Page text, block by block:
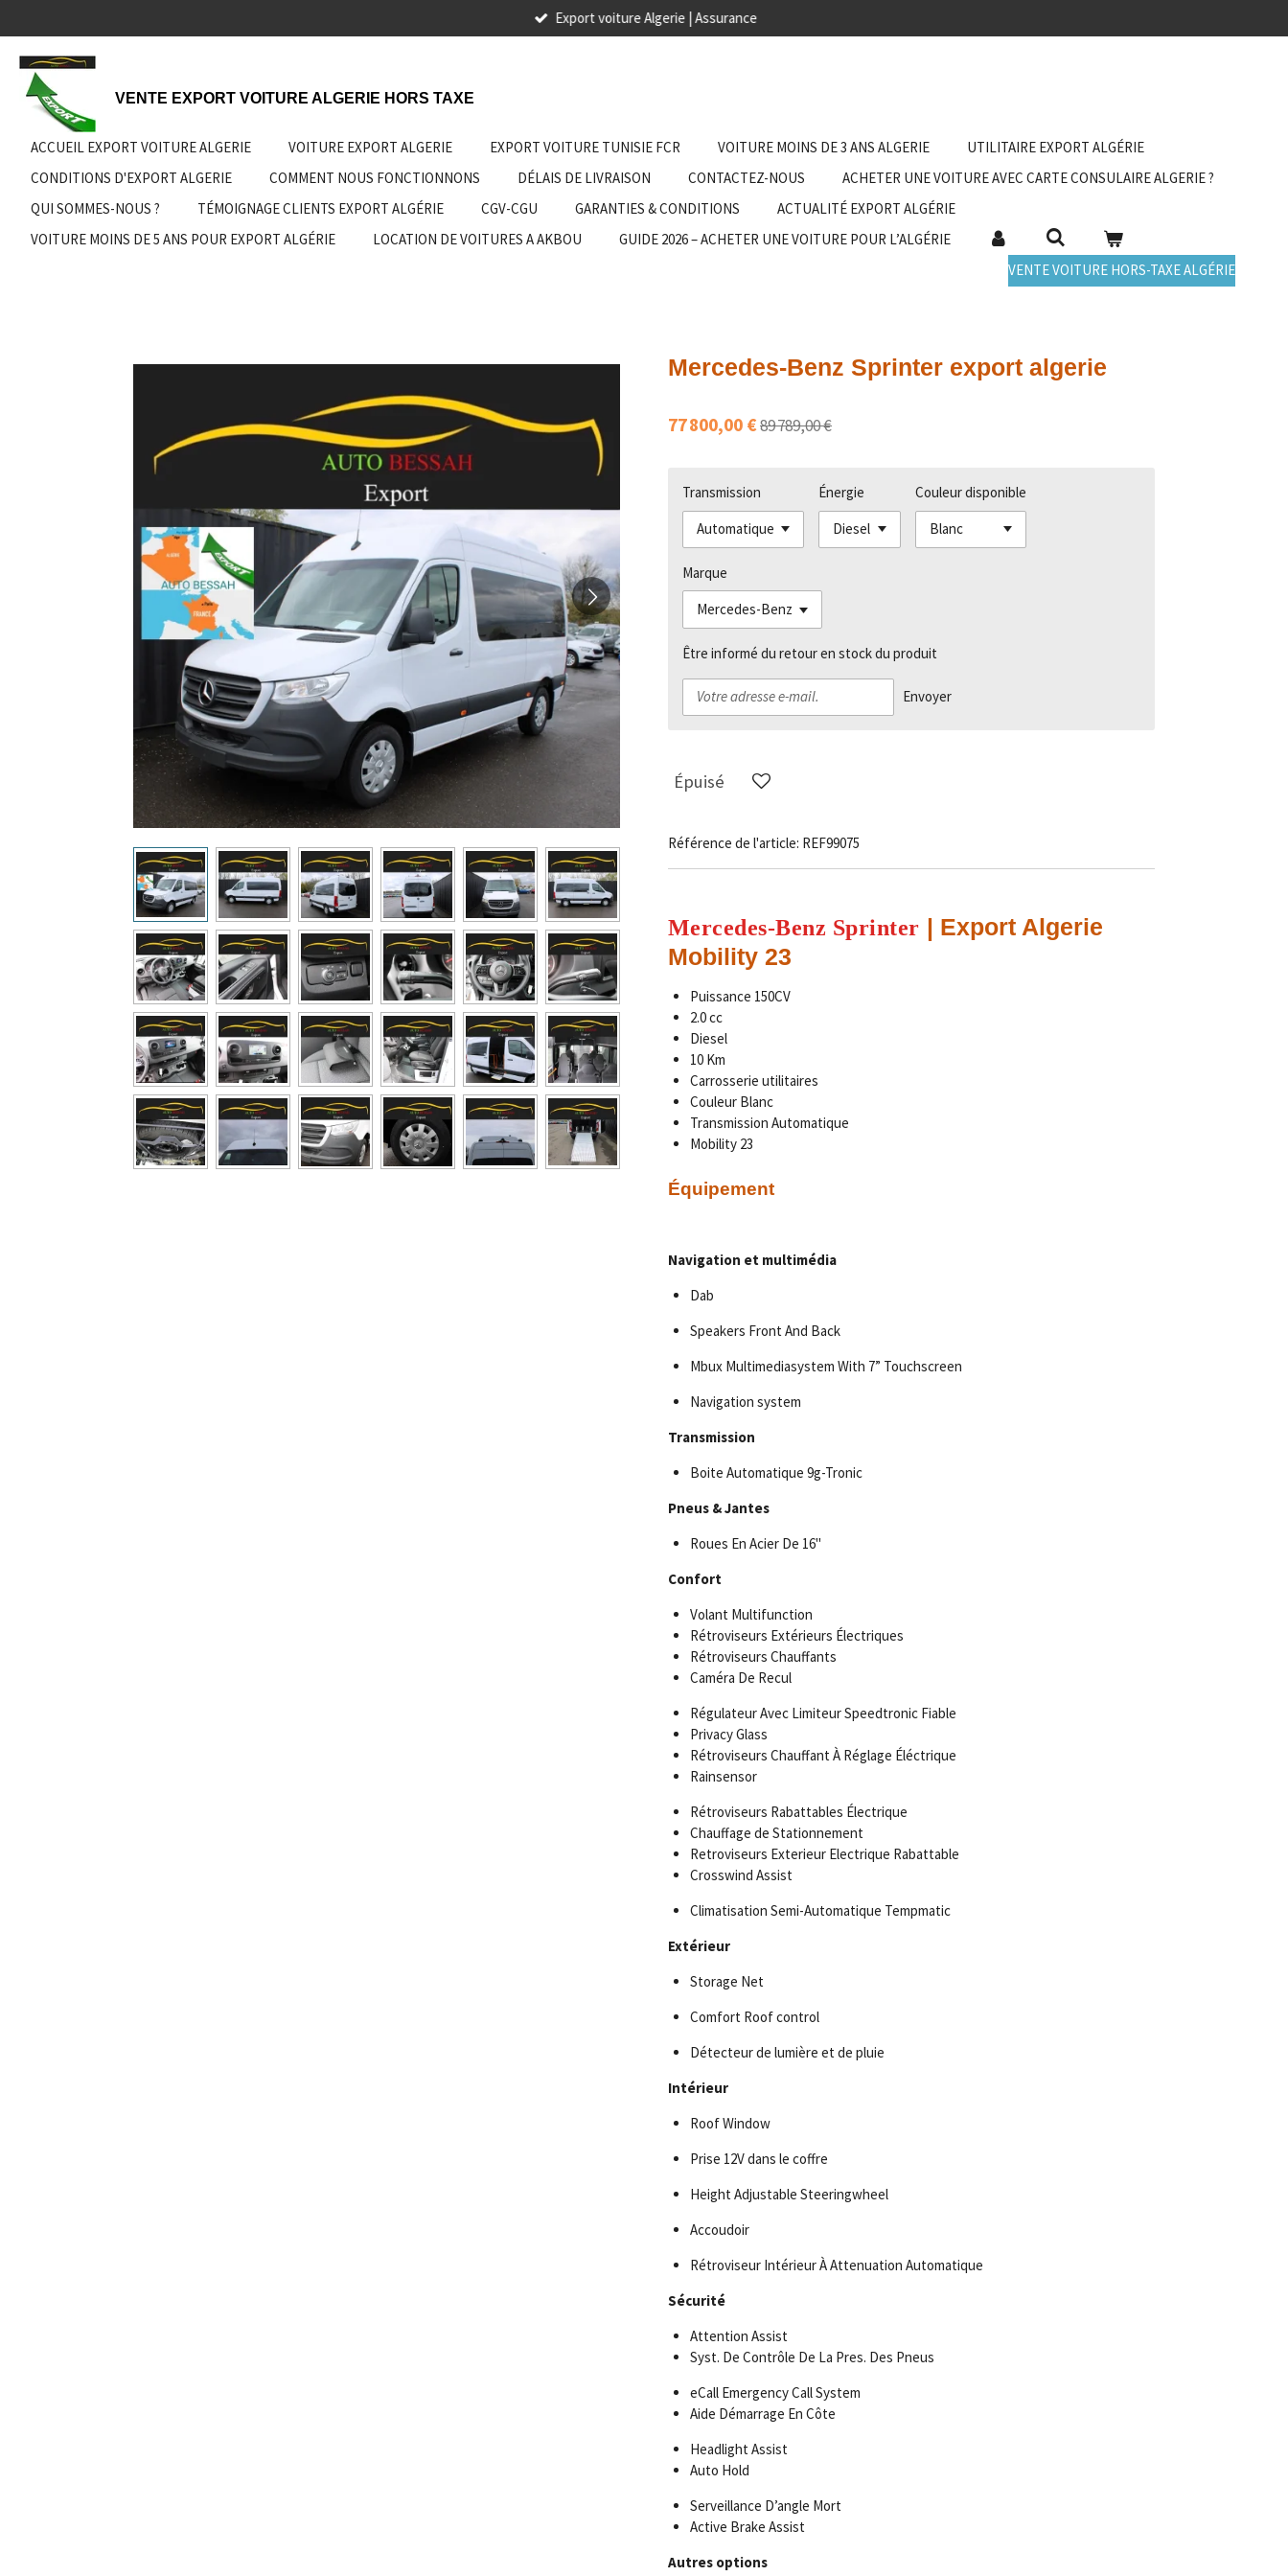
au
contenu
principal
Export voiture Algerie | Assurance
VENTE EXPORT VOITURE ALGERIE HORS TAXE
ACCUEIL EXPORT VOITURE ALGERIE VOITURE EXPORT ALGERIE EXPORT VOITURE TUNISIE FCR VOITURE MOINS DE 3 ANS ALGERIE
UTILITAIRE EXPORT ALGÉRIE
CONDITIONS D'EXPORT ALGERIE
COMMENT NOUS FONCTIONNONS DÉLAIS DE LIVRAISON CONTACTEZ-NOUS
ACHETER UNE VOITURE AVEC CARTE CONSULAIRE ALGERIE ?
QUI SOMMES-NOUS ?
TÉMOIGNAGE CLIENTS EXPORT ALGÉRIE CGV-CGU GARANTIES & CONDITIONS
ACTUALITÉ EXPORT ALGÉRIE
VOITURE MOINS DE 5 ANS POUR EXPORT ALGÉRIE
LOCATION DE VOITURES A AKBOU
GUIDE 2026 – ACHETER UNE VOITURE POUR L’ALGÉRIE
VENTE VOITURE HORS-TAXE ALGÉRIE
Mercedes-Benz Sprinter export algerie
77 800,00 €89 789,00 €
Transmission Énergie Couleur disponible
Marque
Être informé du retour en stock du produit
Envoyer
Épuisé
Référence de l'article: REF99075
Mercedes-Benz Sprinter | Export Algerie
Mobility 23
Puissance 150CV
2.0 cc
Diesel
10 Km
Carrosserie utilitaires
Couleur Blanc
Transmission Automatique
Mobility 23
Équipement
Navigation et multimédia
Dab
Speakers Front And Back
Mbux Multimediasystem With 7” Touchscreen
Navigation system
Transmission
Boite Automatique 9g-Tronic
Pneus & Jantes
Roues En Acier De 16"
Confort
Volant Multifunction
Rétroviseurs Extérieurs Électriques
Rétroviseurs Chauffants
Caméra De Recul
Régulateur Avec Limiteur Speedtronic Fiable
Privacy Glass
Rétroviseurs Chauffant À Réglage Éléctrique
Rainsensor
Rétroviseurs Rabattables Électrique
Chauffage de Stationnement
Retroviseurs Exterieur Electrique Rabattable
Crosswind Assist
Climatisation Semi-Automatique Tempmatic
Extérieur
Storage Net
Comfort Roof control
Détecteur de lumière et de pluie
Intérieur
Roof Window
Prise 12V dans le coffre
Height Adjustable Steeringwheel
Accoudoir
Rétroviseur Intérieur À Attenuation Automatique
Sécurité
Attention Assist
Syst. De Contrôle De La Pres. Des Pneus
eCall Emergency Call System
Aide Démarrage En Côte
Headlight Assist
Auto Hold
Serveillance D’angle Mort
Active Brake Assist
Autres options